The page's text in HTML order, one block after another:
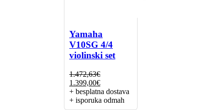
Yamaha
V10SG 4/4
violinski set
1.472,63€
Izvorna
cijena
bila
je:
1.399,00€Trenutna
cijena
je:
1.399,00€.
+ besplatna dostava
+ isporuka odmah